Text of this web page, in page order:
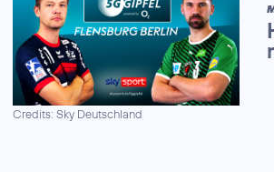
Credits: Sky Deutschland